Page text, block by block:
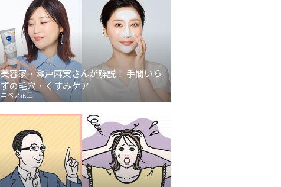
美容家・瀬戸麻実さんが解説！ 手間いら
ずの毛穴・くすみケア
ニベア花王